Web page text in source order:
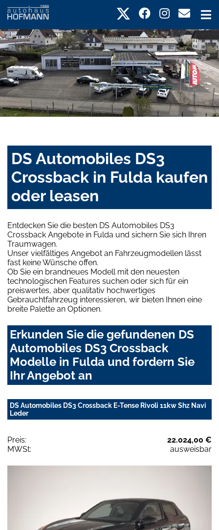
DS Automobiles DS3
Crossback in Fulda kaufen
oder leasen
Entdecken Sie die besten DS Automobiles DS3
Crossback Angebote in Fulda und sichern Sie sich Ihren
Traumwagen.
Unser vielfältiges Angebot an Fahrzeugmodellen lässt
fast keine Wünsche offen.
Ob Sie ein brandneues Modell mit den neuesten
technologischen Features suchen oder sich für ein
preiswertes, aber qualitativ hochwertiges
Gebrauchtfahrzeug interessieren, wir bieten Ihnen eine
breite Palette an Optionen.
Erkunden Sie die gefundenen DS
Automobiles DS3 Crossback
Modelle in Fulda und fordern Sie
Ihr Angebot an
DS Automobiles DS3 Crossback E-Tense Rivoli 11kw Shz Navi
Leder
Preis:
22.024,00 €
MWSt:
ausweisbar